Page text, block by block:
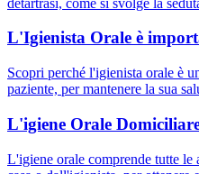
L'Igienista Orale è
Scopri perché l'igienista orale è
paziente, per mantenere la sua
L'igiene Orale
L'igiene orale comprende tutte le